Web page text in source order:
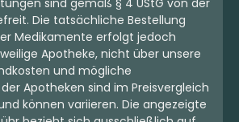
sind gemäß § 4 UStG von der
Die tatsächliche Bestellung
Medikamente erfolgt jedoch
Apotheke, nicht über unsere
und mögliche
Apotheken sind im Preisvergleich
können variieren. Die angezeigte